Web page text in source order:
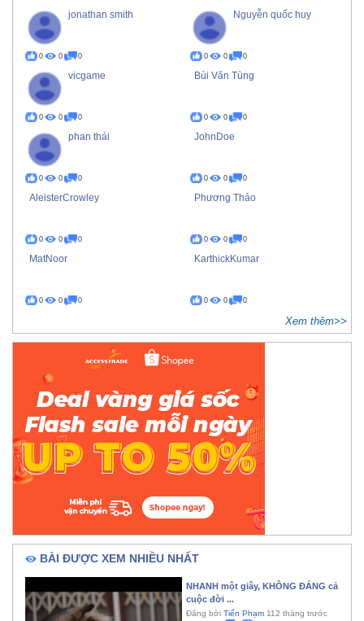
jonathan smith
0 0 0
Nguyễn quốc huy
0 0 0
vicgame
0 0 0
Bùi Văn Tùng
0 0 0
phan thái
0 0 0
JohnDoe
0 0 0
AleisterCrowley
0 0 0
Phương Thảo
0 0 0
MatNoor
0 0 0
KarthickKumar
0 0 0
Xem thêm>>
BÀI ĐƯỢC XEM NHIỀU NHẤT
NHANH một giây, KHÔNG ĐÁNG cả
cuộc đời ...
Đăng bởi Tiến Phạm 112 tháng trước